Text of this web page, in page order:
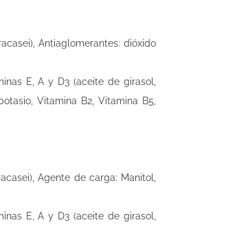
Antiaglomerantes: dióxido
E, A y D3 (aceite de girasol,
Vitamina B2, Vitamina B5,
Agente de carga: Manitol,
E, A y D3 (aceite de girasol,